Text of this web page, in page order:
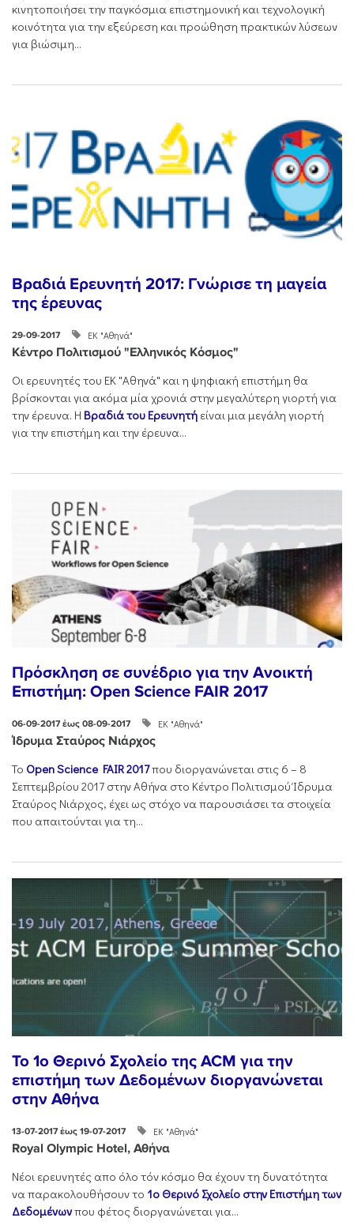
κινητοποιήσει την παγκόσμια επιστημονική και τεχνολογική
κοινότητα για την εξεύρεση και προώθηση πρακτικών λύσεων
για βιώσιμη...
Βραδιά Ερευνητή 2017: Γνώρισε τη μαγεία
της έρευνας
29-09-2017 ΕΚ "Αθηνά"
Κέντρο Πολιτισμού "Ελληνικός Κόσμος"
Οι ερευνητές του ΕΚ "Αθηνά" και η ψηφιακή επιστήμη θα
βρίσκονται για ακόμα μία χρονιά στην μεγαλύτερη γιορτή για
την έρευνα. H Βραδιά του Ερευνητή είναι μια μεγάλη γιορτή
για την επιστήμη και την έρευνα...
Πρόσκληση σε συνέδριο για την Ανοικτή
Επιστήμη: Open Science FAIR 2017
06-09-2017 έως 08-09-2017 ΕΚ "Αθηνά"
Ίδρυμα Σταύρος Νιάρχος
Το Open Science FAIR 2017που διοργανώνεται στις 6 – 8
Σεπτεμβρίου 2017 στην Αθήνα στο Κέντρο Πολιτισμού Ίδρυμα
Σταύρος Νιάρχος, έχει ως στόχο να παρουσιάσει τα στοιχεία
που απαιτούνται για τη...
To 1ο Θερινό Σχολείο της ACM για την
επιστήμη των Δεδομένων διοργανώνεται
στην Αθήνα
13-07-2017 έως 19-07-2017 ΕΚ "Αθηνά"
Royal Olympic Hotel, Αθήνα
Νέοι ερευνητές απο όλο τόν κόσμο θα έχουν τη δυνατότητα
να παρακολουθήσουν το 1ο Θερινό Σχολείο στην Επιστήμη των
Δεδομένωνπου φέτος διοργανώνεται για...